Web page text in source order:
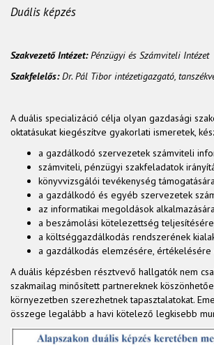
Duális képzés
Szakvezető Intézet:Pénzügyi és Számviteli Intézet
Szakfelelős:Dr. Pál Tibor intézetigazgató,
A duális specializáció célja olyan gazdasági
oktatásukat kiegészítve gyakorlati ismeretek,
a gazdálkodó szervezetek számviteli
számviteli, pénzügyi szakfeladatok
könyvvizsgálói tevékenység
a gazdálkodó és egyéb szervezetek
az informatikai megoldások
a beszámolási kötelezettség
a költséggazdálkodás rendszerének
a gazdálkodás elemzésére,
A duális képzésben résztvevő hallgatók nem
szakmailag minősített partnereknek
környezetben szerezhetnek tapasztalatokat.
összege legalább a havi kötelező legkisebb